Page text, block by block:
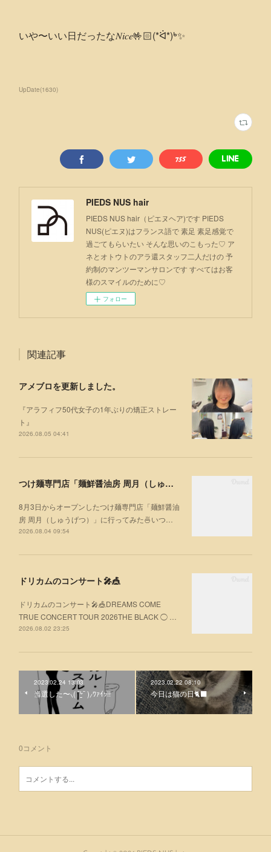
いや〜いい日だったな𝑁𝑖𝑐𝑒🤟🏻(*ᐛ*)ᒃ✨
UpDate(1630)
PIEDS NUS hair
PIEDS NUS hair（ピエヌヘア)です PIEDS
NUS(ピエヌ)はフランス語で 素足 素足感覚で
過ごてもらいたい そんな思いのこもった♡ ア
ネとオトウトのアラ還スタッフ二人だけの 予
約制のマンツーマンサロンです すべてはお客
様のスマイルのために♡
フォロー
関連記事
アメブロを更新しました。
『アラフィフ50代女子の1年ぶりの矯正ストレー
ト』
2026.08.05 04:41
つけ麺専門店「麺鮮醤油房 周月（しゅうげつ）」⁡ に行ってみた🍜
8月3日からオープンしたつけ麺専門店「麺鮮醤油
房 周月（しゅうげつ）」⁡に行ってみた🍜いつ…
2026.08.04 09:54
ドリカムのコンサート🎤🎪
ドリカムのコンサート🎤🎪DREAMS COME
TRUE CONCERT TOUR 2026THE BLACK ◯ …
2026.08.02 23:25
2023.02.24 13:03
当選した〜⸜( ¯ᒡ̱¯ )⸝︎︎ﾜｧｲｯ!!
2023.02.22 08:10
今日は猫の日🐈‍⬛
0コメント